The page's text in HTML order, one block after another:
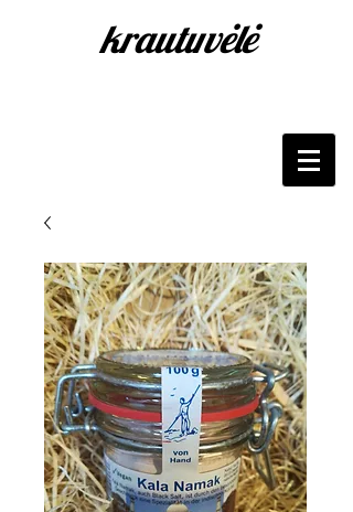
krautuvėlė